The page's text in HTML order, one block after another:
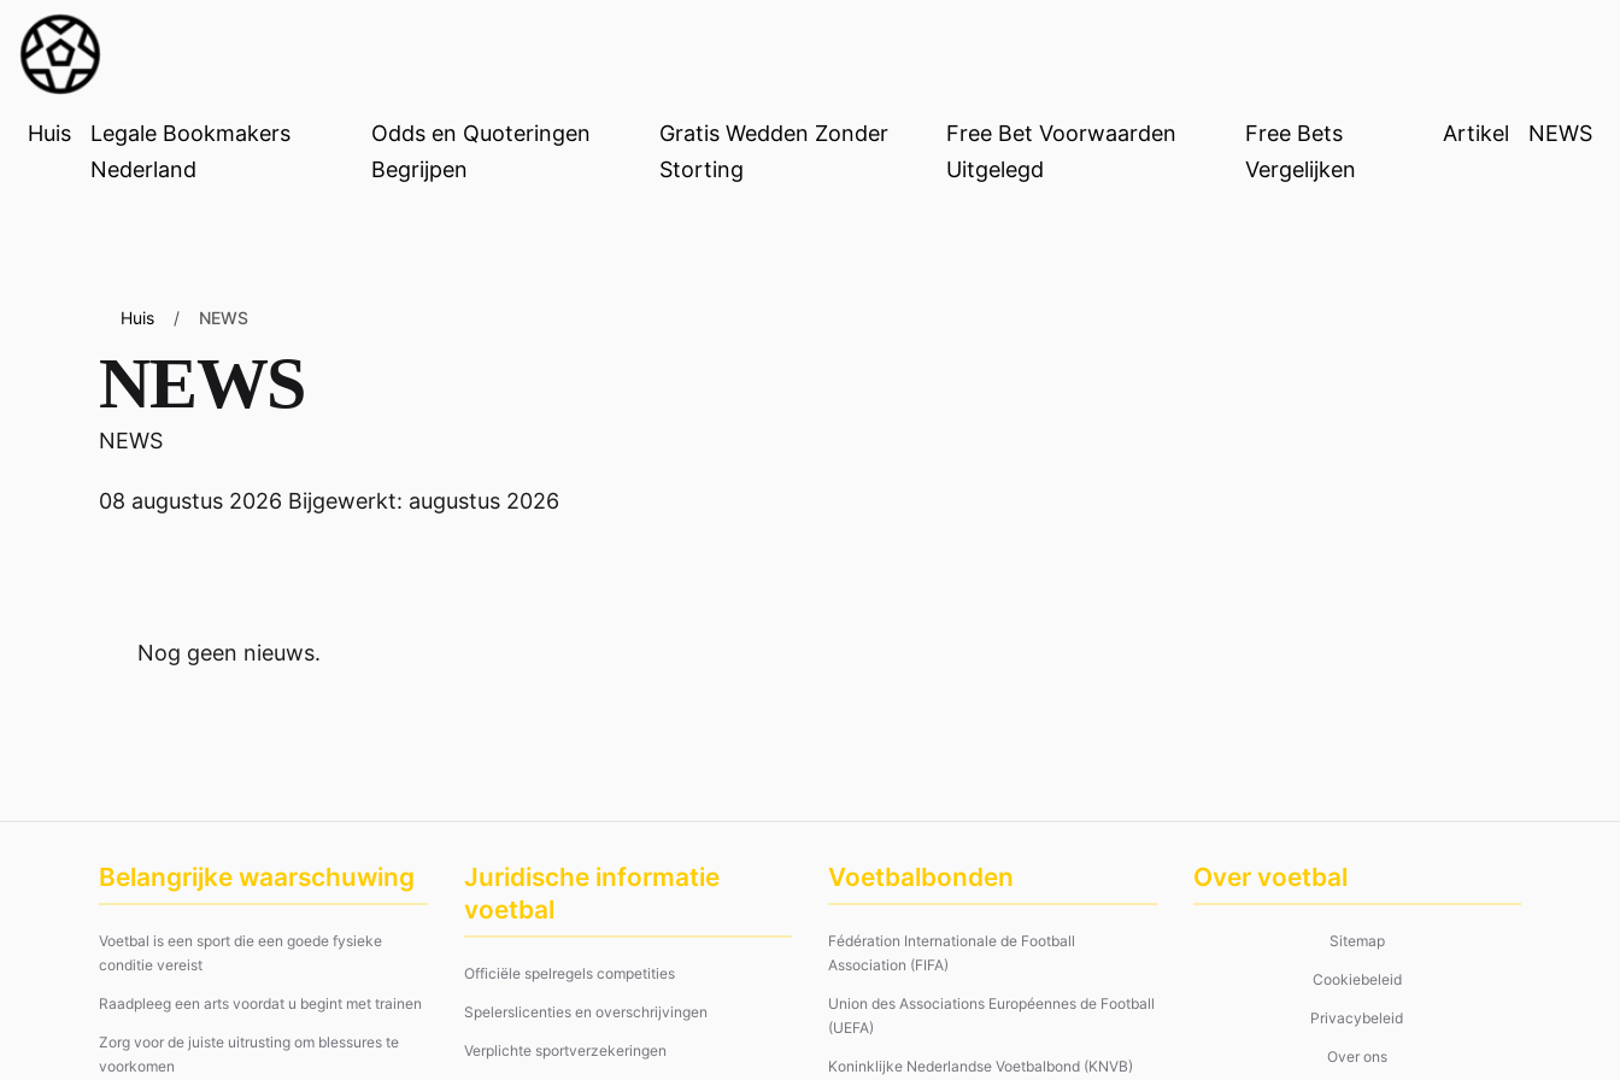
Huis
Legale Bookmakers
Nederland
Odds en Quoteringen
Begrijpen
Gratis Wedden Zonder
Storting
Free Bet Voorwaarden
Uitgelegd
Free Bets
Vergelijken
Artikel NEWS
Huis / NEWS
NEWS
NEWS
08 augustus 2026 Bijgewerkt: augustus 2026
Nog geen nieuws.
Belangrijke waarschuwing
Voetbal is een sport die een goede fysieke
conditie vereist
Raadpleeg een arts voordat u begint met trainen
Zorg voor de juiste uitrusting om blessures te
voorkomen
Juridische informatie
voetbal
Officiële spelregels competities
Spelerslicenties en overschrijvingen
Verplichte sportverzekeringen
Voetbalbonden
Fédération Internationale de Football
Association (FIFA)
Union des Associations Européennes de Football
(UEFA)
Koninklijke Nederlandse Voetbalbond (KNVB)
Over voetbal
Sitemap
Cookiebeleid
Privacybeleid
Over ons